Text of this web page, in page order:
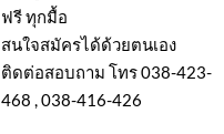
ฟรี ทุกมื้อ
สนใจสมัครได้ด้วยตนเอง
ติดต่อสอบถาม โทร 038-423-
468 , 038-416-426